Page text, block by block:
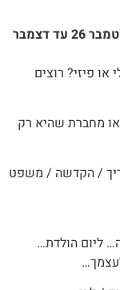
יומן שבועי לשנת 2026/27 / תשפ״ז/ח (ספטמבר 26 עד דצמבר
פיזי? רוצים
מחברת שהיא רק
/ הקדשה / משפט
ליום הולדת…